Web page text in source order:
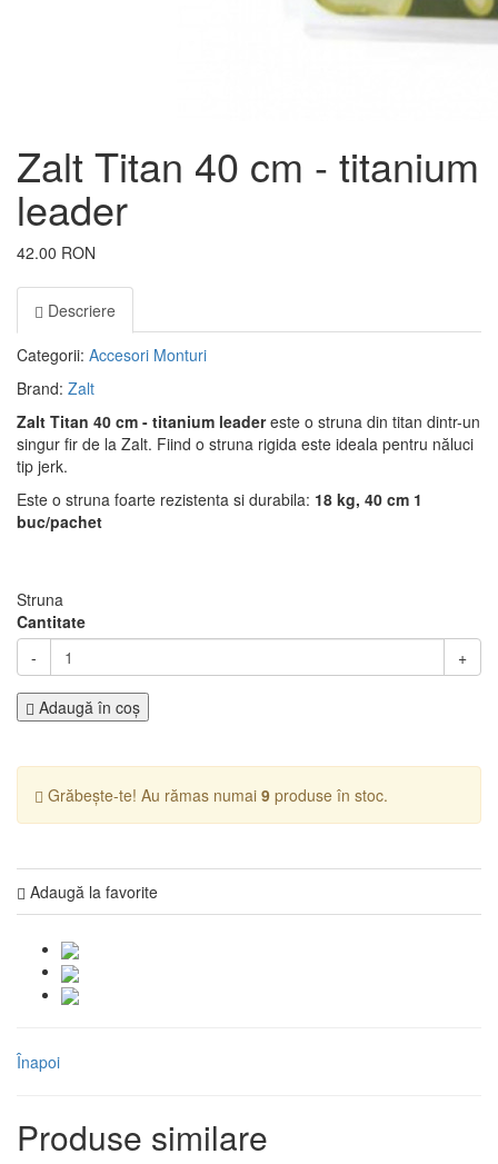
Zalt Titan 40 cm - titanium
leader
42.00 RON
Descriere
Categorii: Accesori Monturi
Brand: Zalt
Zalt Titan 40 cm - titanium leadereste o struna din titan dintr-un
singur fir de la Zalt. Fiind o struna rigida este ideala pentru năluci
tip jerk.
Este o struna foarte rezistenta si durabila: 18 kg, 40 cm 1
buc/pachet
Struna
Cantitate
-
+
Adaugă în coş
Grăbește-te! Au rămas numai 9 produse în stoc.
Adaugă la favorite
Înapoi
Produse similare